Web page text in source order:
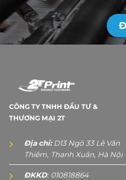
CÔNG TY TNHH ĐẦU TƯ &
THƯƠNG MẠI 2T
Địa chỉ:D13 Ngõ 33 Lê Văn
Thiêm, Thanh Xuân, Hà Nội
ĐKKD: 010818864